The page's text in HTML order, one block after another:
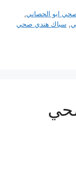
ابو الحصاني,
, سباك هندي صحي
فني صحي